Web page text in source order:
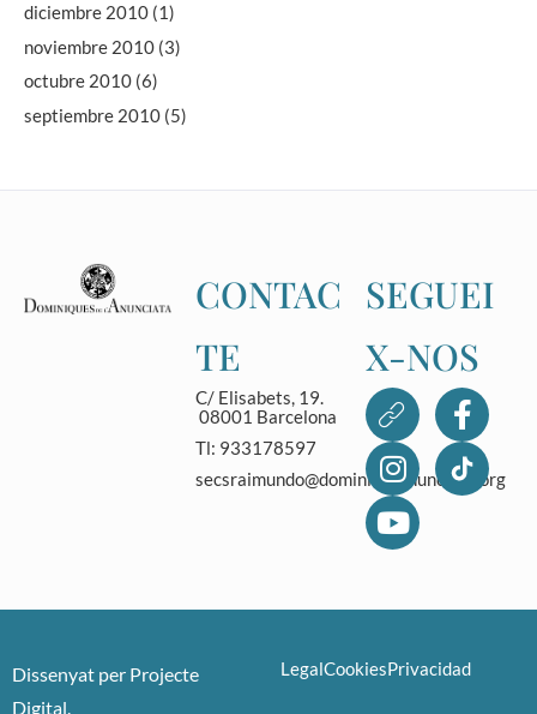
diciembre 2010 (1)
noviembre 2010 (3)
octubre 2010 (6)
septiembre 2010 (5)
CONTAC
TE
C/ Elisabets, 19.
08001 Barcelona
Tl: 933178597
secsraimundo@dominicasanunciata.org
SEGUEI
X-NOS
Dissenyat per Projecte
Digital.
LegalCookiesPrivacidad